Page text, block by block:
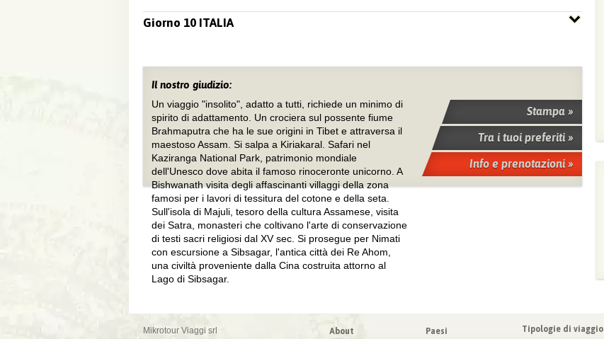
Giorno 10 ITALIA
Il nostro giudizio:
Un viaggio "insolito", adatto a tutti, richiede un minimo di
spirito di adattamento. Un crociera sul possente fiume
Brahmaputra che ha le sue origini in Tibet e attraversa il
maestoso Assam. Si salpa a Kiriakaral. Safari nel
Kaziranga National Park, patrimonio mondiale
dell'Unesco dove abita il famoso rinoceronte unicorno. A
Bishwanath visita degli affascinanti villaggi della zona
famosi per i lavori di tessitura del cotone e della seta.
Sull'isola di Majuli, tesoro della cultura Assamese, visita
dei Satra, monasteri che coltivano l'arte di conservazione
di testi sacri religiosi dal XV sec. Si prosegue per Nimati
con escursione a Sibsagar, l'antica città dei Re Ahom,
una civiltà proveniente dalla Cina costruita attorno al
Lago di Sibsagar.
Stampa »
Tra i tuoi preferiti »
Info e prenotazioni »
Mikrotour Viaggi srl
About Paesi Tipologie di viaggio